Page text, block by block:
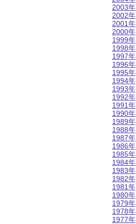
2003年
2002年
2001年
2000年
1999年
1998年
1997年
1996年
1995年
1994年
1993年
1992年
1991年
1990年
1989年
1988年
1987年
1986年
1985年
1984年
1983年
1982年
1981年
1980年
1979年
1978年
1977年